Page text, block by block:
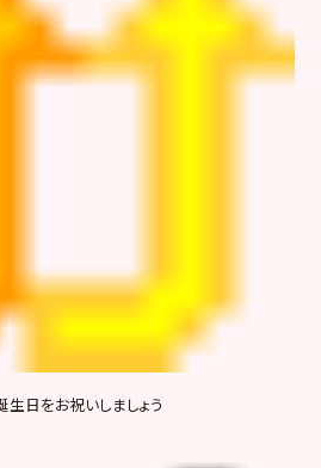
日をお祝いしましょう